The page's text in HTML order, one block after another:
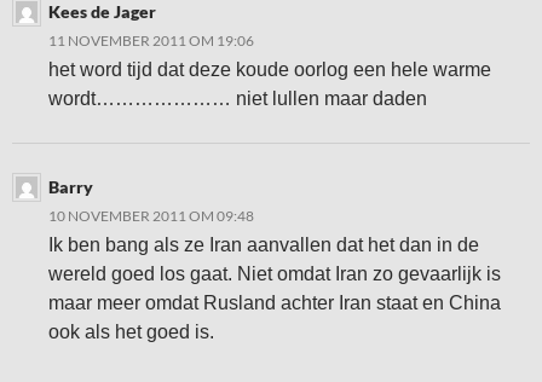
Kees de Jager
11 NOVEMBER 2011 OM 19:06
het word tijd dat deze koude oorlog een hele warme
wordt………………… niet lullen maar daden
Barry
10 NOVEMBER 2011 OM 09:48
Ik ben bang als ze Iran aanvallen dat het dan in de
wereld goed los gaat. Niet omdat Iran zo gevaarlijk is
maar meer omdat Rusland achter Iran staat en China
ook als het goed is.